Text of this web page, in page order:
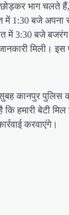
भाग चलते
में 1:30 बजे
3:30 बजे
मिली।
पुलिस
हमारी बेटी
करवाएंगे।